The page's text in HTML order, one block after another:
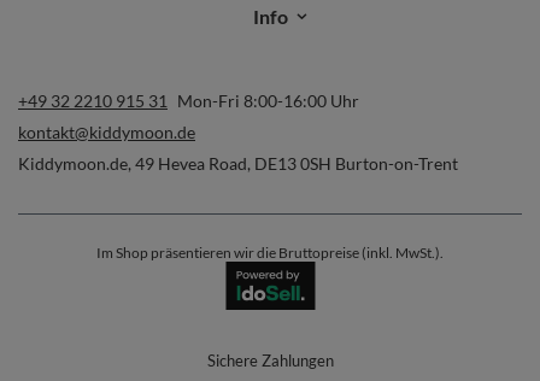
Info
+49 32 2210 915 31
Mon-Fri 8:00-16:00 Uhr
kontakt@kiddymoon.de
Kiddymoon.de, 49 Hevea Road, DE13 0SH Burton-on-Trent
Im Shop präsentieren wir die Bruttopreise (inkl. MwSt.).
Sichere Zahlungen